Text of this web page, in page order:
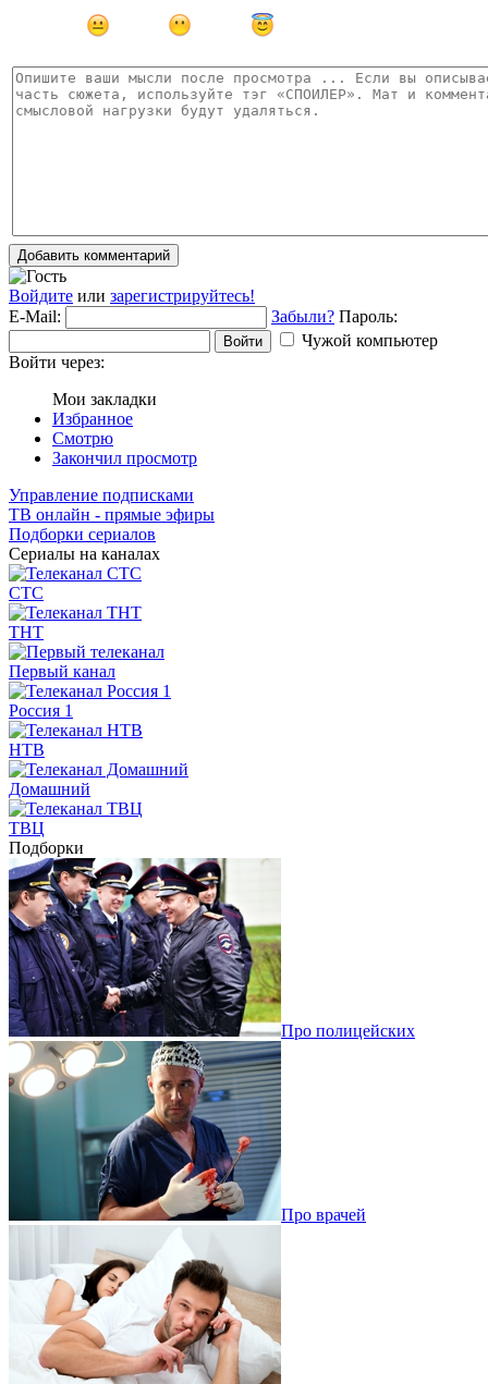
Добавить комментарий
Войдите или зарегистрируйтесь!
E-Mail:
Забыли? Пароль:
Войти
Чужой компьютер
Войти через:
Мои закладки
Избранное
Смотрю
Закончил просмотр
Управление подписками
ТВ онлайн - прямые эфиры
Подборки сериалов
Сериалы на каналах
СТС
ТНТ
Первый канал
Россия 1
НТВ
Домашний
ТВЦ
Подборки
Про полицейских
Про врачей